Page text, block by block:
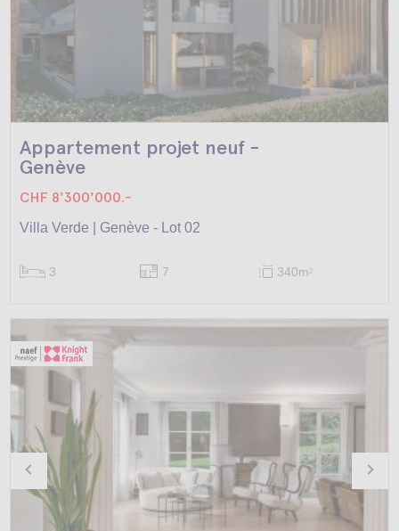
Appartement projet neuf -
Genève
CHF 8'300'000.-
Villa Verde | Genève - Lot 02
3 7 340m2